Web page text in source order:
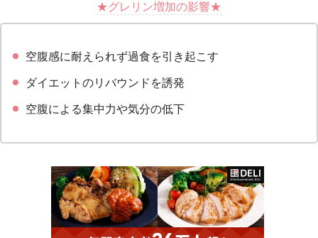
★グレリン増加の影響★
空腹感に耐えられず過食を引き起こす
ダイエットのリバウンドを誘発
空腹による集中力や気分の低下